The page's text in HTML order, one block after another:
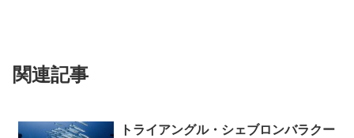
関連記事
トライアングル・シェブロンバラクー